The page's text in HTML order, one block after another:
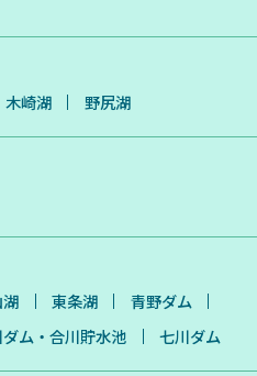
木崎湖 野尻湖
東条湖
青野ダム
ム・合川貯水池 七川ダム